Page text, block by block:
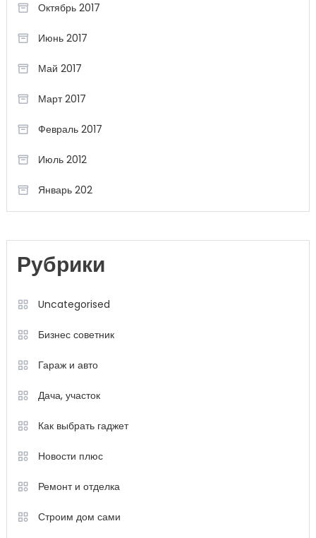
Октябрь 2017
Июнь 2017
Май 2017
Март 2017
Февраль 2017
Июль 2012
Январь 202
Рубрики
Uncategorised
Бизнес советник
Гараж и авто
Дача, участок
Как выбрать гаджет
Новости плюс
Ремонт и отделка
Строим дом сами